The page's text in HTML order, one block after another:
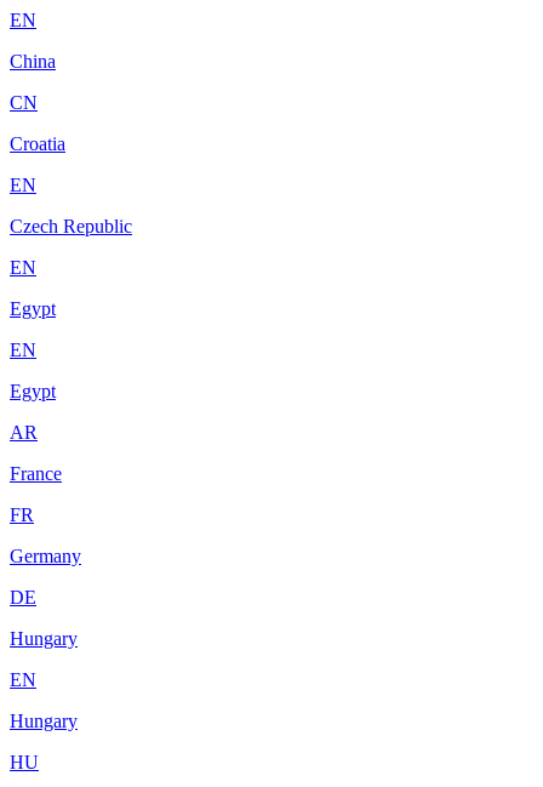
EN
China
CN
Croatia
EN
Czech Republic
EN
Egypt
EN
Egypt
AR
France
FR
Germany
DE
Hungary
EN
Hungary
HU